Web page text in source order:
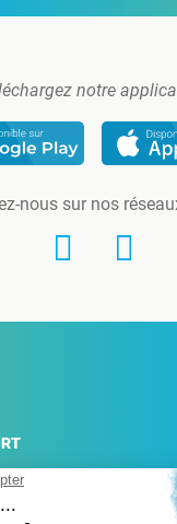
notre
nous sur nos